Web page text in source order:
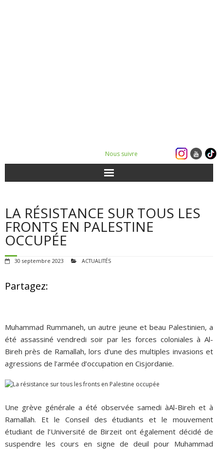
Nous suivre
POUR AGIR
AGENDA
VIDÉOS
QUI SOMMES-NOUS ?
LA RÉSISTANCE SUR TOUS LES
FRONTS EN PALESTINE
OCCUPÉE
30 septembre 2023 ACTUALITÉS
Partagez:
Muhammad Rummaneh, un autre jeune et beau Palestinien, a
été assassiné vendredi soir par les forces coloniales à Al-
Bireh près de Ramallah, lors d’une des multiples invasions et
agressions de l’armée d’occupation en Cisjordanie.
Une grève générale a été observée samedi àAl-Bireh et à
Ramallah. Et le Conseil des étudiants et le mouvement
étudiant de l’Université de Birzeit ont également décidé de
suspendre les cours en signe de deuil pour Muhammad